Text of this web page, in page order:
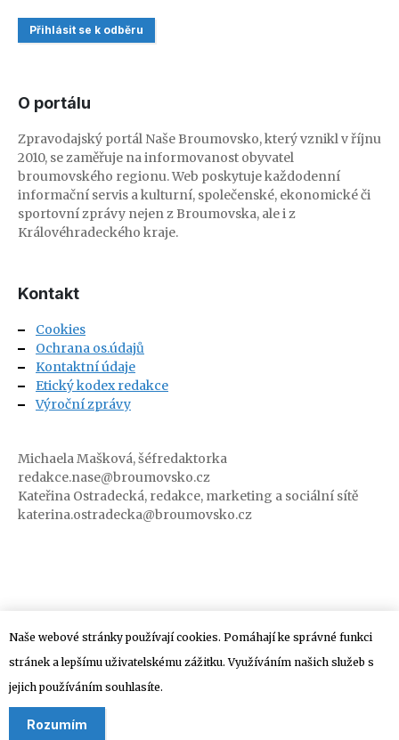
Přihlásit se k odběru
O portálu
Zpravodajský portál Naše Broumovsko, který vznikl v říjnu
2010, se zaměřuje na informovanost obyvatel
broumovského regionu. Web poskytuje každodenní
informační servis a kulturní, společenské, ekonomické či
sportovní zprávy nejen z Broumovska, ale i z
Královéhradeckého kraje.
Kontakt
Cookies
Ochrana os.údajů
Kontaktní údaje
Etický kodex redakce
Výroční zprávy
Michaela Mašková, šéfredaktorka
redakce.nase@broumovsko.cz
Kateřina Ostradecká, redakce, marketing a sociální sítě
katerina.ostradecka@broumovsko.cz
Adresa redakce:
Klášterní 1, 550 01 Broumov (
Naše webové stránky používají cookies. Pomáhají ke správné funkci
stránek a lepšímu uživatelskému zážitku. Využíváním našich služeb s
jejich používáním souhlasíte.
Rozumím